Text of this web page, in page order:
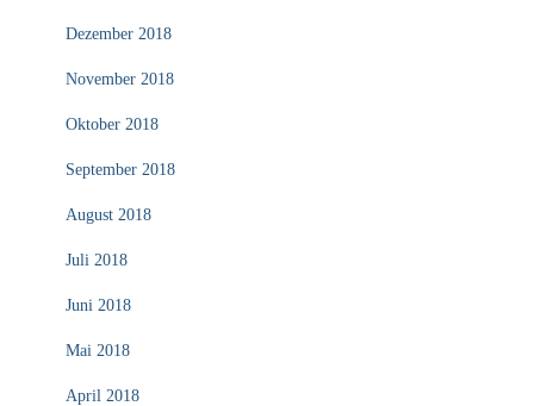
Dezember 2018
November 2018
Oktober 2018
September 2018
August 2018
Juli 2018
Juni 2018
Mai 2018
April 2018